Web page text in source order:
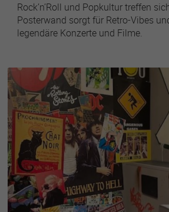
Rock’n’Roll und Popkultur treffen
Posterwand sorgt für Retro-Vibes
legendäre Konzerte und Filme.